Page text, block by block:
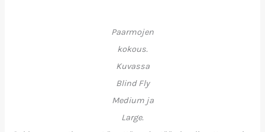
Paarmojen
kokous.
Kuvassa
Blind Fly
Medium ja
Large.